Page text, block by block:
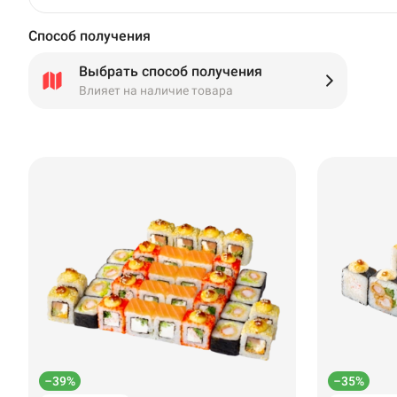
Способ получения
Выбрать способ получения
Влияет на наличие товара
–39% –35%